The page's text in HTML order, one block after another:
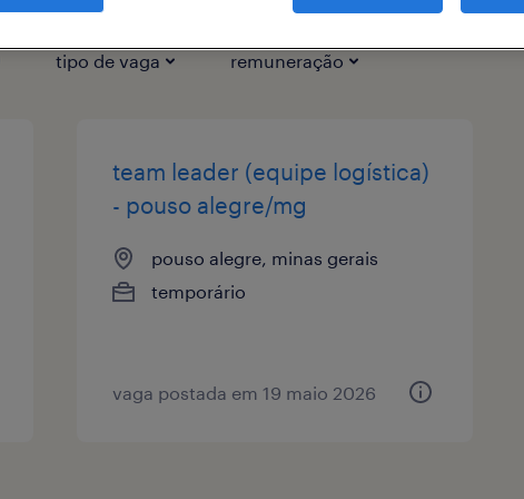
tipo de vaga remuneração
team leader (equipe logística)
- pouso alegre/mg
pouso alegre, minas gerais
temporário
vaga postada em 19 maio 2026